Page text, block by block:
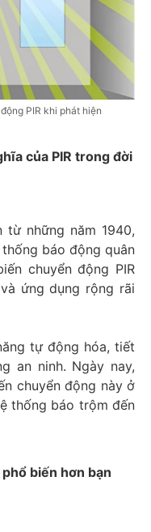
PIR khi phát hiện
của PIR trong đời
từ những năm 1940,
báo động quân
chuyển động PIR
ứng dụng rộng rãi
tự động hóa, tiết
an ninh. Ngày nay,
chuyển động này ở
thống báo trộm đến
biến hơn bạn